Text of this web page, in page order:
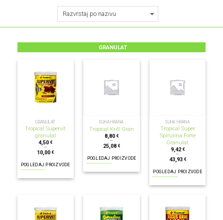
GRANULAT
GRANULAT
Tropical Supervit
granulat
4,50€
–
10,00€
POGLEDAJ PROIZVODE
SUHA HRANA
Tropical Krill Gran
8,80 €
–
25,08 €
POGLEDAJ PROIZVODE
SUHA HRANA
Tropical Super
Spirulina Forte
Granulat
9,42 €
–
43,93 €
POGLEDAJ PROIZVODE